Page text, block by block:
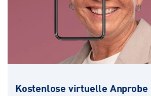
Kostenlose virtuelle Anprobe